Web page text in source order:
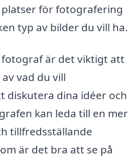
för fotografering
typ av bilder du vill ha.
fotograf är det viktigt att
vad du vill
diskutera dina idéer och
kan leda till en mer
tillfredsställande
är det bra att se på